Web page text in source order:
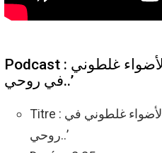
Podcast : أيمن لسيق: ‘الشهرة والأضواء غلطوني
في روحي..’
Titre : أيمن لسيق: ‘الشهرة والأضواء غلطوني في
روحي..’